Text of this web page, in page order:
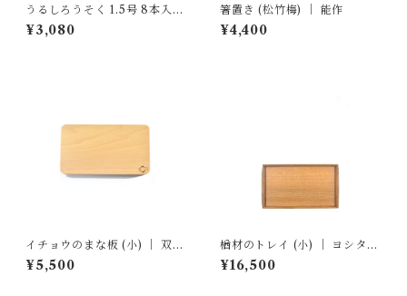
うるしろうそく 1.5号 8本入
｜ 高澤ろうそく店
¥3,080
箸置き (松竹梅) ｜ 能作
¥4,400
イチョウのまな板 (小) ｜ 双葉
商店
¥5,500
楢材のトレイ (小) ｜ ヨシタ手
工業デザイン室
¥16,500